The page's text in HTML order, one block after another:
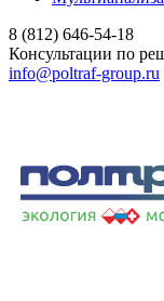
8 (812) 646-54-18
Консультации по
info@poltraf-group.ru